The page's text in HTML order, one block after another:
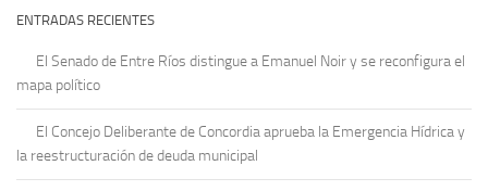
ENTRADAS RECIENTES
El Senado de Entre Ríos distingue a Emanuel Noir y se reconfigura el
mapa político
El Concejo Deliberante de Concordia aprueba la Emergencia Hídrica y
la reestructuración de deuda municipal